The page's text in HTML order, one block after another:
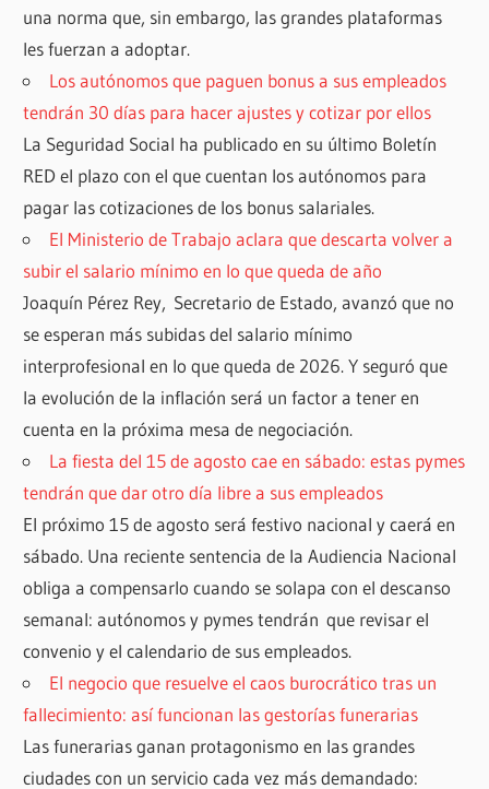
una norma que, sin embargo, las grandes plataformas
les fuerzan a adoptar.
Los autónomos que paguen bonus a sus empleados
tendrán 30 días para hacer ajustes y cotizar por ellos
La Seguridad Social ha publicado en su último Boletín
RED el plazo con el que cuentan los autónomos para
pagar las cotizaciones de los bonus salariales.
El Ministerio de Trabajo aclara que descarta volver a
subir el salario mínimo en lo que queda de año
Joaquín Pérez Rey, Secretario de Estado, avanzó que no
se esperan más subidas del salario mínimo
interprofesional en lo que queda de 2026. Y seguró que
la evolución de la inflación será un factor a tener en
cuenta en la próxima mesa de negociación.
La fiesta del 15 de agosto cae en sábado: estas pymes
tendrán que dar otro día libre a sus empleados
El próximo 15 de agosto será festivo nacional y caerá en
sábado. Una reciente sentencia de la Audiencia Nacional
obliga a compensarlo cuando se solapa con el descanso
semanal: autónomos y pymes tendrán que revisar el
convenio y el calendario de sus empleados.
El negocio que resuelve el caos burocrático tras un
fallecimiento: así funcionan las gestorías funerarias
Las funerarias ganan protagonismo en las grandes
ciudades con un servicio cada vez más demandado: